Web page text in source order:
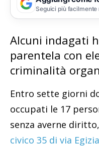
Seguici più
Alcuni indagati
parentela con
criminalità
Entro sette giorni
occupati le 17
senza averne
civico 35 di via